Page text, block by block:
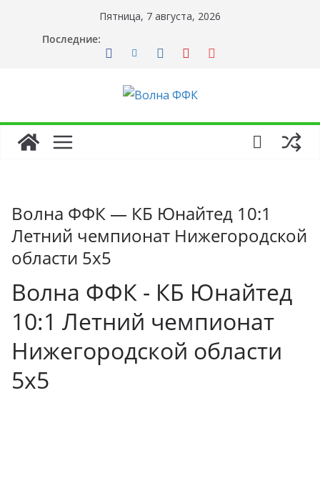
содержимому
Пятница, 7 августа, 2026
Последние:
Волна ФФК — КБ Юнайтед 10:1
Летний чемпионат Нижегородской
области 5х5
Волна ФФК - КБ Юнайтед
10:1 Летний чемпионат
Нижегородской области
5х5